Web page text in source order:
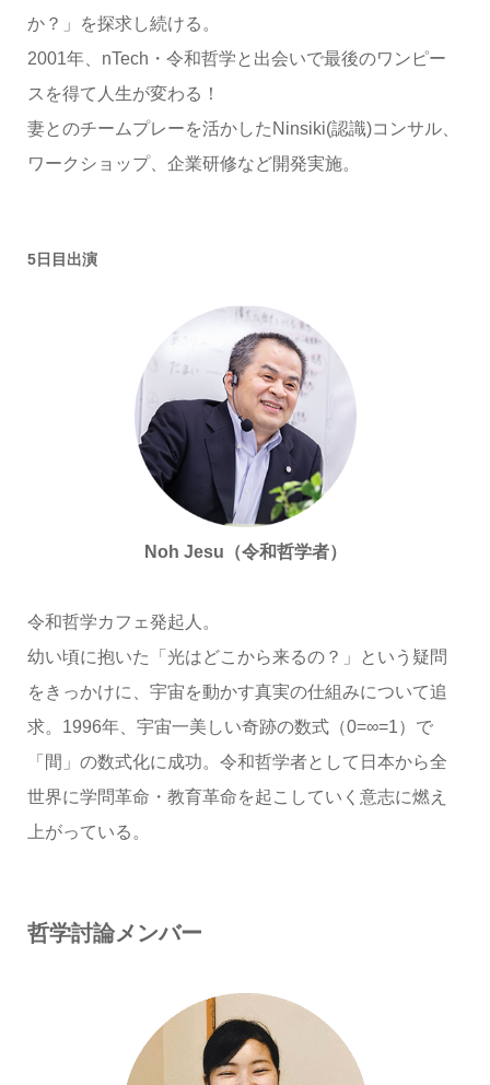
か？」を探求し続ける。
2001年、nTech・令和哲学と出会いで最後のワンピー
スを得て人生が変わる！
妻とのチームプレーを活かしたNinsiki(認識)コンサル、
ワークショップ、企業研修など開発実施。
5日目出演
Noh Jesu（令和哲学者）
令和哲学カフェ発起人。
幼い頃に抱いた「光はどこから来るの？」という疑問
をきっかけに、宇宙を動かす真実の仕組みについて追
求。1996年、宇宙一美しい奇跡の数式（0=∞=1）で
「間」の数式化に成功。令和哲学者として日本から全
世界に学問革命・教育革命を起こしていく意志に燃え
上がっている。
哲学討論メンバー